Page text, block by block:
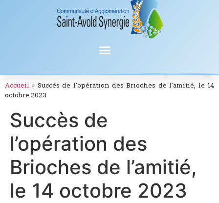
Accueil » Succès de l’opération des Brioches de l’amitié, le 14
octobre 2023
Succès de
l’opération des
Brioches de l’amitié,
le 14 octobre 2023